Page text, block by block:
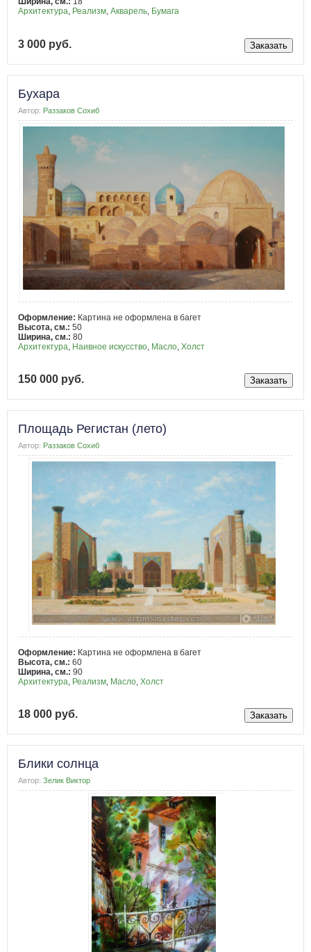
Архитектура, Реализм, Акварель, Бумага
3 000 руб.
Бухара
Автор: Раззаков Сохиб
Оформление: Картина не оформлена в багет
Высота, см.: 50
Ширина, см.: 80
Архитектура Наивное искусство Масло Холст
150 000 руб.
Площадь Регистан (лето)
Автор: Раззаков Сохиб
Оформление: Картина не оформлена в багет
Высота, см.: 60
Ширина, см.: 90
Архитектура, Реализм, Масло, Холст
18 000 руб.
Блики солнца
Автор: Зелик Виктор